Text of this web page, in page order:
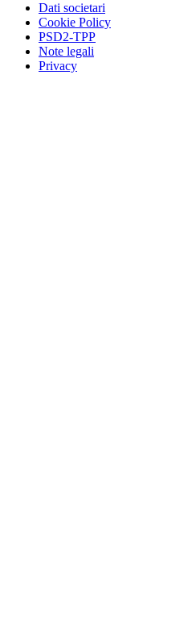
Dati societari
Cookie Policy
PSD2-TPP
Note legali
Privacy